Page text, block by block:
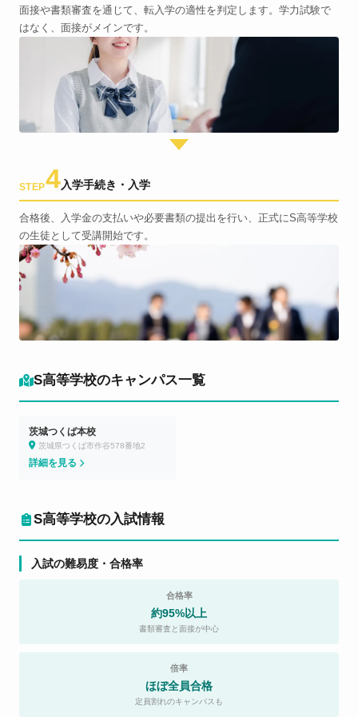
面接や書類審査を通じて、転入学の適性を判定します。学力試験で
はなく、面接がメインです。
STEP4入学手続き・入学
合格後、入学金の支払いや必要書類の提出を行い、正式にS高等学校
の生徒として受講開始です。
S高等学校のキャンパス一覧
茨城つくば本校
茨城県つくば市作谷578番地2
詳細を見る
S高等学校の入試情報
入試の難易度・合格率
合格率
約95%以上
書類審査と面接が中心
倍率
ほぼ全員合格
定員割れのキャンパスも